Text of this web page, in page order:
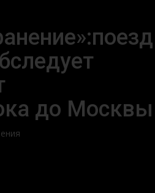
до Москвы